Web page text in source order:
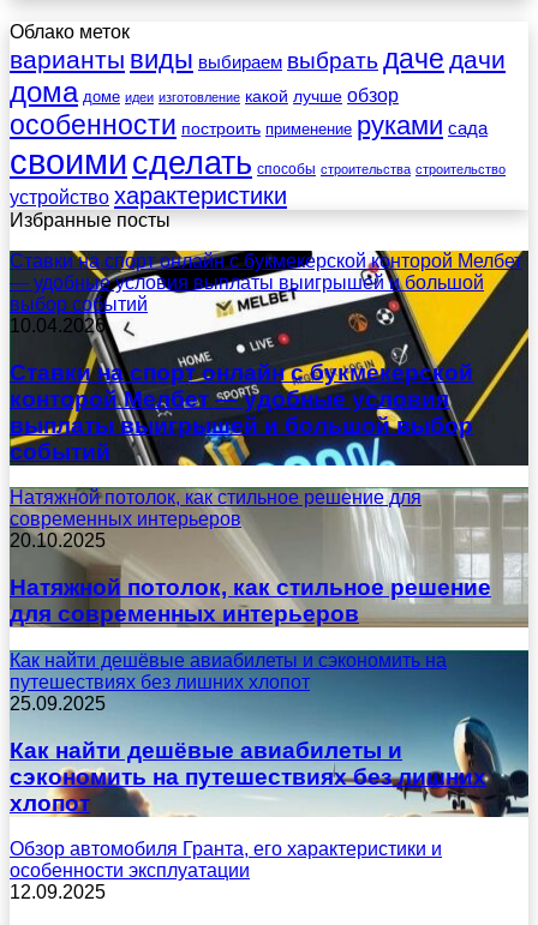
Облако меток
варианты виды выбираем выбрать даче дачи
дома доме идеи изготовление какой лучше обзор
особенности построить применение руками сада
своими сделать способы строительства строительство
устройство характеристики
Избранные посты
Ставки на спорт онлайн с букмекерской конторой Мелбет
— удобные условия выплаты выигрышей и большой
выбор событий
10.04.2026
Ставки на спорт онлайн с букмекерской
конторой Мелбет — удобные условия
выплаты выигрышей и большой выбор
событий
Натяжной потолок, как стильное решение для
современных интерьеров
20.10.2025
Натяжной потолок, как стильное решение
для современных интерьеров
Как найти дешёвые авиабилеты и сэкономить на
путешествиях без лишних хлопот
25.09.2025
Как найти дешёвые авиабилеты и
сэкономить на путешествиях без лишних
хлопот
Обзор автомобиля Гранта, его характеристики и
особенности эксплуатации
12.09.2025